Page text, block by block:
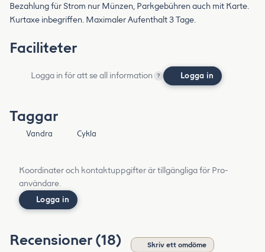
Bezahlung für Strom nur Münzen, Parkgebühren auch mit Karte.
Kurtaxe inbegriffen. Maximaler Aufenthalt 3 Tage.
Faciliteter
Logga in för att se all information ? Logga in
Taggar
Vandra Cykla
Koordinater och kontaktuppgifter är tillgängliga för Pro-
användare.
Logga in
Recensioner (18) Skriv ett omdöme